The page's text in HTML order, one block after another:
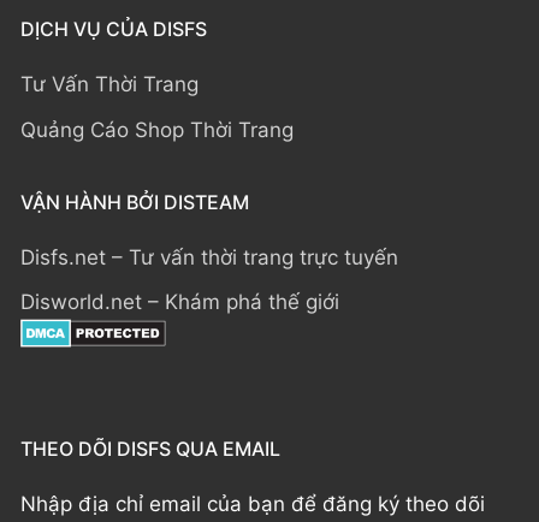
DỊCH VỤ CỦA DISFS
Tư Vấn Thời Trang
Quảng Cáo Shop Thời Trang
VẬN HÀNH BỞI DISTEAM
Disfs.net – Tư vấn thời trang trực tuyến
Disworld.net – Khám phá thế giới
THEO DÕI DISFS QUA EMAIL
Nhập địa chỉ email của bạn để đăng ký theo dõi